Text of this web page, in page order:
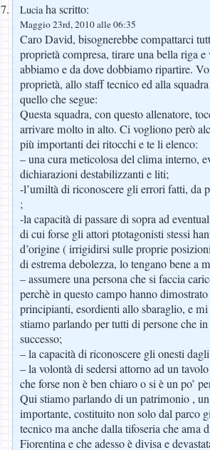
Luciaha scritto:
Maggio 23rd, 2010 alle 06:35
Caro David, bisognerebbe compattarci
proprietà compresa, tirare una bella riga
abbiamo e da dove dobbiamo ripartire.
proprietà, allo staff tecnico ed alla
quello che segue:
Questa squadra, con questo allenatore,
arrivare molto in alto. Ci vogliono però
più importanti dei ritocchi e te li elenco:
– una cura meticolosa del clima interno,
dichiarazioni destabilizzanti e liti;
-l’umiltà di riconoscere gli errori fatti, da
;
-la capacità di passare di sopra ad
di cui forse gli attori ptotagonisti stessi
d’origine ( irrigidirsi sulle proprie
di estrema debolezza, lo tengano bene a
– assumere una persona che si faccia
perchè in questo campo hanno
principianti, esordienti allo sbaraglio, e
stiamo parlando per tutti di persone che
successo;
– la capacità di riconoscere gli onesti
– la volontà di sedersi attorno ad un
che forse non è ben chiaro o si è un po’
Qui stiamo parlando di un patrimonio ,
importante, costituito non solo dal parco
tecnico ma anche dalla tifoseria che ama
Fiorentina e che adesso è divisa e